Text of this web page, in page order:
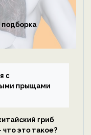
подборка
с
прыщами
гриб
это такое?